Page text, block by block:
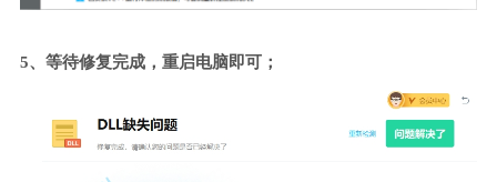
5、等待修复完成，重启电脑即可；